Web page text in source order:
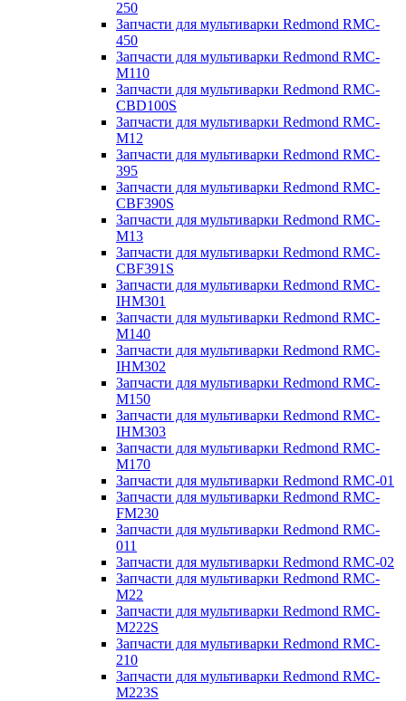
250
Запчасти для мультиварки Redmond RMC-
450
Запчасти для мультиварки Redmond RMC-
M110
Запчасти для мультиварки Redmond RMC-
CBD100S
Запчасти для мультиварки Redmond RMC-
M12
Запчасти для мультиварки Redmond RMC-
395
Запчасти для мультиварки Redmond RMC-
CBF390S
Запчасти для мультиварки Redmond RMC-
M13
Запчасти для мультиварки Redmond RMC-
CBF391S
Запчасти для мультиварки Redmond RMC-
IHM301
Запчасти для мультиварки Redmond RMC-
M140
Запчасти для мультиварки Redmond RMC-
IHM302
Запчасти для мультиварки Redmond RMC-
M150
Запчасти для мультиварки Redmond RMC-
IHM303
Запчасти для мультиварки Redmond RMC-
M170
Запчасти для мультиварки Redmond RMC-01
Запчасти для мультиварки Redmond RMC-
FM230
Запчасти для мультиварки Redmond RMC-
011
Запчасти для мультиварки Redmond RMC-02
Запчасти для мультиварки Redmond RMC-
M22
Запчасти для мультиварки Redmond RMC-
M222S
Запчасти для мультиварки Redmond RMC-
210
Запчасти для мультиварки Redmond RMC-
M223S